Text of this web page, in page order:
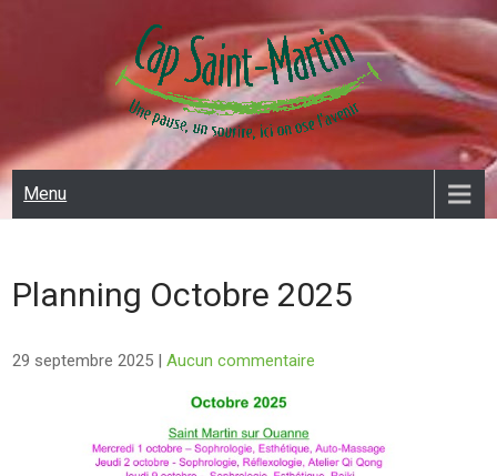
CAP SAINT MARTIN
Menu
Planning Octobre 2025
29 septembre 2025 |Aucun commentaire